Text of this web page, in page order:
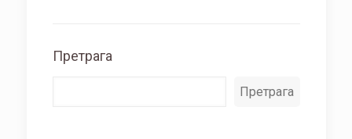
Претрага
Претрага